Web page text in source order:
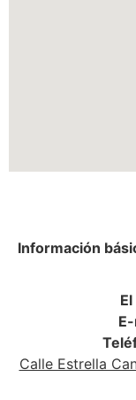
Información
Calle Estrella